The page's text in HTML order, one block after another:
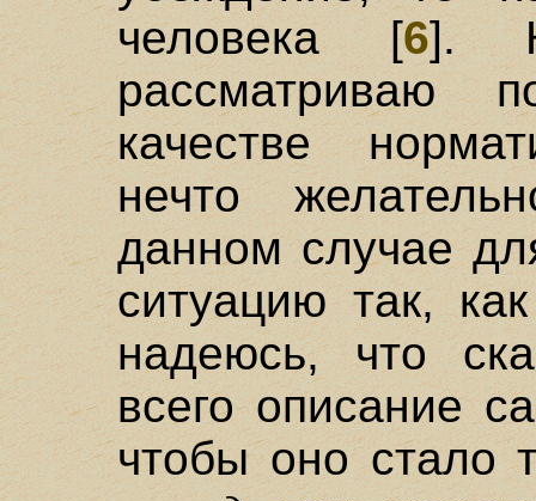
человека [6].
рассматриваю
качестве
нечто
данном случае
ситуацию так,
надеюсь, что
всего описание
чтобы оно стало